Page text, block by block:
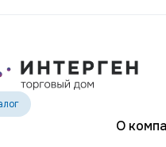
MODESTY RATE-ET
DELTA REGMA-ET
REVIVAL-RED-ET О